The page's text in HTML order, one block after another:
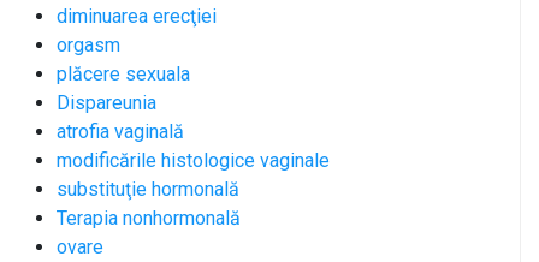
diminuarea erecţiei
orgasm
plăcere sexuala
Dispareunia
atrofia vaginală
modificările histologice vaginale
substituţie hormonală
Terapia nonhormonală
ovare